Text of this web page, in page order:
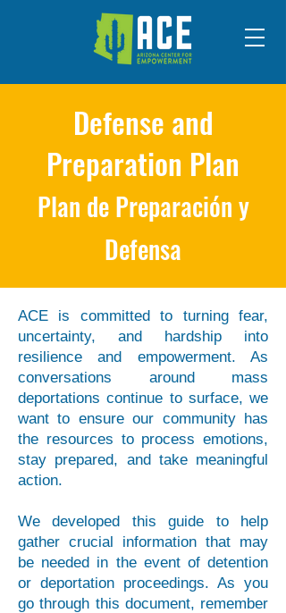
Defense and
Preparation Plan
Plan de Preparación y
Defensa
ACE is committed to turning fear,
uncertainty, and hardship into
resilience and empowerment. As
conversations around mass
deportations continue to surface, we
want to ensure our community has
the resources to process emotions,
stay prepared, and take meaningful
action.
We developed this guide to help
gather crucial information that may
be needed in the event of detention
or deportation proceedings. As you
go through this document, remember